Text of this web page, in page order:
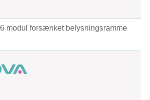
modul forsænket belysningsramme